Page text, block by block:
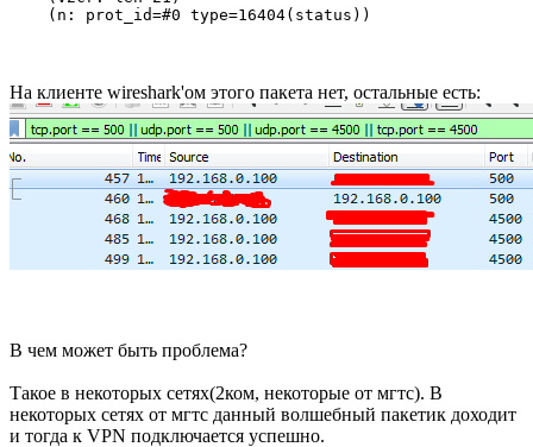
    (n: prot_id=#0 type=16404(status))
На клиенте wireshark'ом этого пакета нет, остальные есть:
В чем может быть проблема?
Такое в некоторых сетях(2ком, некоторые от мгтс). В
некоторых сетях от мгтс данный волшебный пакетик доходит
и тогда к VPN подключается успешно.